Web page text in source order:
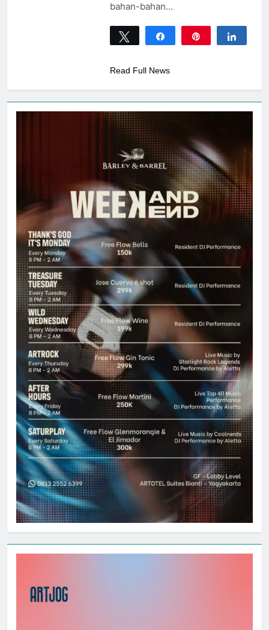
bahan-bahan…
Tweet Share
Read Full News